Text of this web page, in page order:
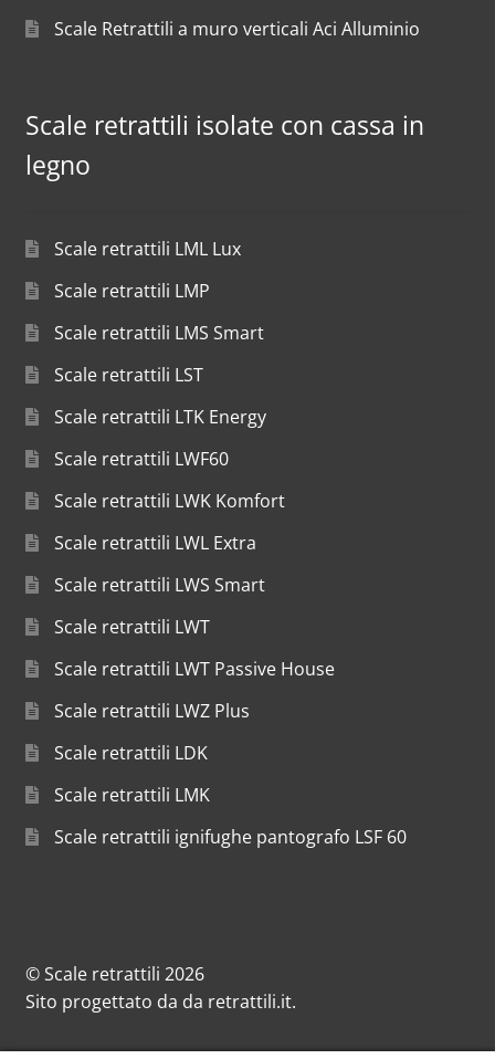
Scale Retrattili a muro verticali Aci Alluminio
Scale retrattili isolate con cassa in
legno
Scale retrattili LML Lux
Scale retrattili LMP
Scale retrattili LMS Smart
Scale retrattili LST
Scale retrattili LTK Energy
Scale retrattili LWF60
Scale retrattili LWK Komfort
Scale retrattili LWL Extra
Scale retrattili LWS Smart
Scale retrattili LWT
Scale retrattili LWT Passive House
Scale retrattili LWZ Plus
Scale retrattili LDK
Scale retrattili LMK
Scale retrattili ignifughe pantografo LSF 60
© Scale retrattili 2026
Sito progettato da da retrattili.it.